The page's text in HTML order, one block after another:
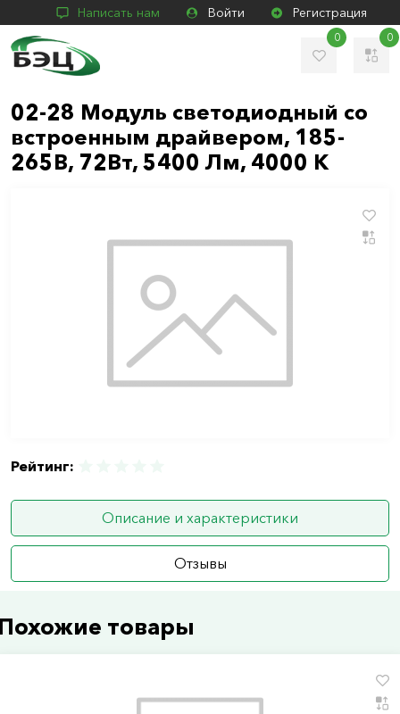
Написать нам Войти Регистрация
0 0
02-28 Модуль светодиодный со
встроенным драйвером, 185-
265В, 72Вт, 5400 Лм, 4000 К
Рейтинг:
Описание и характеристики
Отзывы
товары